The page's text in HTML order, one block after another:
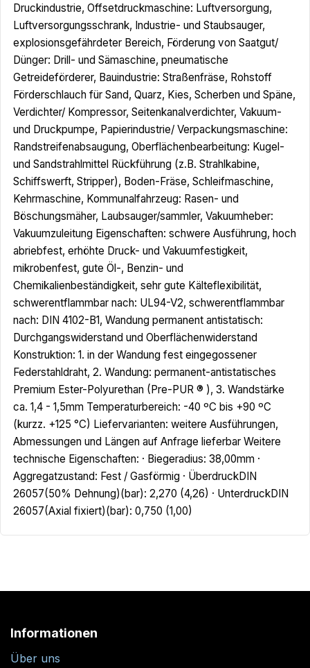
Druckindustrie, Offsetdruckmaschine: Luftversorgung,
Luftversorgungsschrank, Industrie- und Staubsauger,
explosionsgefährdeter Bereich, Förderung von Saatgut/
Dünger: Drill- und Sämaschine, pneumatische
Getreideförderer, Bauindustrie: Straßenfräse, Rohstoff
Förderschlauch für Sand, Quarz, Kies, Scherben und Späne,
Verdichter/ Kompressor, Seitenkanalverdichter, Vakuum-
und Druckpumpe, Papierindustrie/ Verpackungsmaschine:
Randstreifenabsaugung, Oberflächenbearbeitung: Kugel-
und Sandstrahlmittel Rückführung (z.B. Strahlkabine,
Schiffswerft, Stripper), Boden-Fräse, Schleifmaschine,
Kehrmaschine, Kommunalfahrzeug: Rasen- und
Böschungsmäher, Laubsauger/sammler, Vakuumheber:
Vakuumzuleitung Eigenschaften: schwere Ausführung, hoch
abriebfest, erhöhte Druck- und Vakuumfestigkeit,
mikrobenfest, gute Öl-, Benzin- und
Chemikalienbeständigkeit, sehr gute Kälteflexibilität,
schwerentflammbar nach: UL94-V2, schwerentflammbar
nach: DIN 4102-B1, Wandung permanent antistatisch:
Durchgangswiderstand und Oberflächenwiderstand
Konstruktion: 1. in der Wandung fest eingegossener
Federstahldraht, 2. Wandung: permanent-antistatisches
Premium Ester-Polyurethan (Pre-PUR ® ), 3. Wandstärke
ca. 1,4 - 1,5mm Temperaturbereich: -40 ºC bis +90 ºC
(kurzz. +125 °C) Liefervarianten: weitere Ausführungen,
Abmessungen und Längen auf Anfrage lieferbar Weitere
technische Eigenschaften: · Biegeradius: 38,00mm ·
Aggregatzustand: Fest / Gasförmig · ÜberdruckDIN
26057(50% Dehnung)(bar): 2,270 (4,26) · UnterdruckDIN
26057(Axial fixiert)(bar): 0,750 (1,00)
Informationen
Über uns